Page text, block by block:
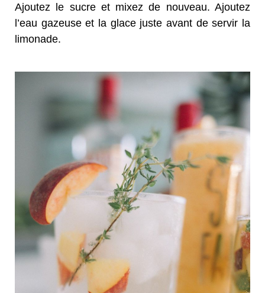
Ajoutez le sucre et mixez de nouveau. Ajoutez
l’eau gazeuse et la glace juste avant de servir la
limonade.